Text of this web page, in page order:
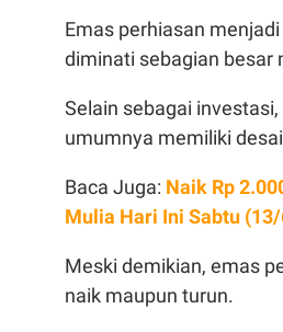
Emas perhiasan
diminati sebagian besar
Selain sebagai
umumnya memiliki
Baca Juga: Naik Rp
Mulia Hari Ini Sabtu
Meski demikian, emas
naik maupun turun.